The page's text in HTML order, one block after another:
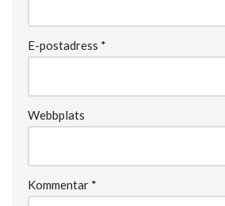
E-postadress *
Webbplats
Kommentar *